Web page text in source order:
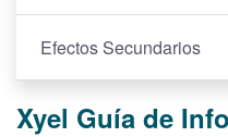
Efectos Secundarios
Xyel Guía de